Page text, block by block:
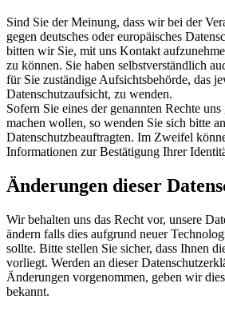
Sind Sie der Meinung, dass wir bei der
gegen deutsches oder europäisches
bitten wir Sie, mit uns Kontakt
zu können. Sie haben selbstverständlich
für Sie zuständige Aufsichtsbehörde, das
Datenschutzaufsicht, zu wenden.
Sofern Sie eines der genannten Rechte
machen wollen, so wenden Sie sich bitte
Datenschutzbeauftragten. Im Zweifel
Informationen zur Bestätigung Ihrer
Änderungen dieser
Wir behalten uns das Recht vor, unsere
ändern falls dies aufgrund neuer
sollte. Bitte stellen Sie sicher, dass Ihnen
vorliegt. Werden an dieser
Änderungen vorgenommen, geben wir
bekannt.